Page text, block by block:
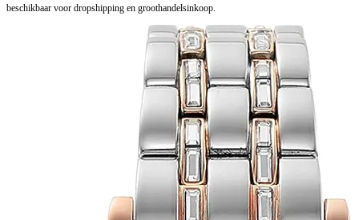
beschikbaar voor dropshipping en groothandelsinkoop.